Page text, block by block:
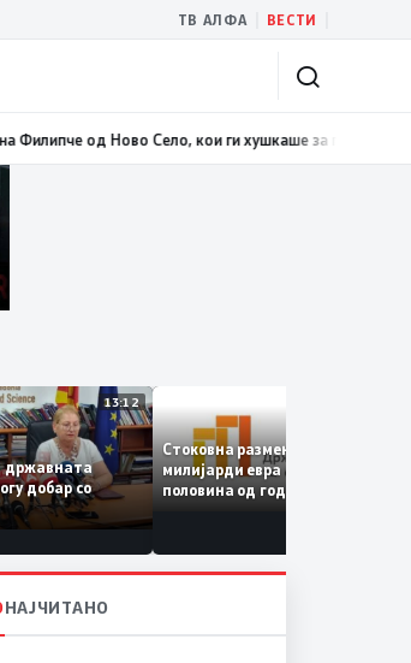
ТВ АЛФА ВЕСТИ
и во јули изнесува 2,3 проценти
13:12
од државната
добар со
Стоковна размена од 10,5
милијарди евра во првата
половина од годината –
НАЈЧИТАНО